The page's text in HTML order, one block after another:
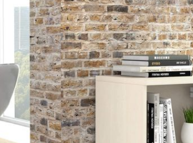
Büromöbel-Sets
Einzelarbeitsplätze
Chefbüros
Gruppenarbeitsplätze